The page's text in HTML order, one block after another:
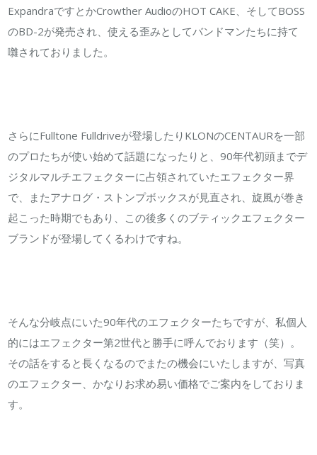
ExpandraですとかCrowther AudioのHOT CAKE、そしてBOSS
のBD-2が発売され、使える歪みとしてバンドマンたちに持て
囃されておりました。
さらにFulltone Fulldriveが登場したりKLONのCENTAURを一部
のプロたちが使い始めて話題になったりと、90年代初頭までデ
ジタルマルチエフェクターに占領されていたエフェクター界
で、またアナログ・ストンプボックスが見直され、旋風が巻き
起こった時期でもあり、この後多くのブティックエフェクター
ブランドが登場してくるわけですね。
そんな分岐点にいた90年代のエフェクターたちですが、私個人
的にはエフェクター第2世代と勝手に呼んでおります（笑）。
その話をすると長くなるのでまたの機会にいたしますが、写真
のエフェクター、かなりお求め易い価格でご案内をしておりま
す。